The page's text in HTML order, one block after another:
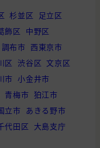
塗装
装, 雨漏り・防水
塗装
塗装
杉並区
足立区
飾区 中野区
調布市 西東京市
区 渋谷区 文京区
市 小金井市
青梅市 狛江市
立市 あきる野市
代田区 大島支庁